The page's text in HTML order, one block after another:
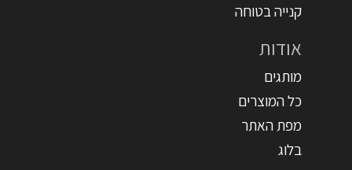
קנייה בטוחה
אודות
מותגים
כל המוצרים
מפת האתר
בלוג